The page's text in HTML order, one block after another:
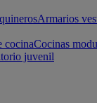
Armarios
cocinaCocinas
juvenil